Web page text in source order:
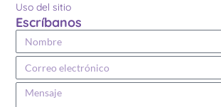
Uso del sitio
Escríbanos